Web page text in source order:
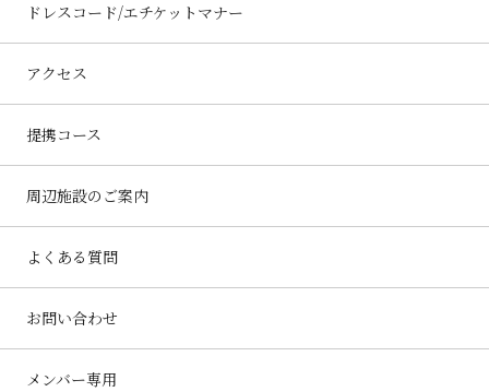
ドレスコード/エチケットマナー
アクセス
提携コース
周辺施設のご案内
よくある質問
お問い合わせ
メンバー専用